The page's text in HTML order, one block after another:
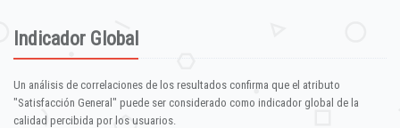
Indicador Global
Un análisis de correlaciones de los resultados confirma que el atributo
"Satisfacción General" puede ser considerado como indicador global de la
calidad percibida por los usuarios.